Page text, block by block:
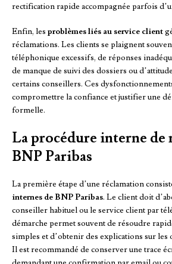
rectification rapide accompagnée parfois
Enfin, les problèmes liés au service client
réclamations. Les clients se plaignent
téléphonique excessifs, de réponses
de manque de suivi des dossiers ou
certains conseillers. Ces
compromettre la confiance et justifier une
formelle.
La procédure interne de
BNP Paribas
La première étape d’une réclamation
internes de BNP Paribas. Le client doit
conseiller habituel ou le service client par
démarche permet souvent de résoudre
simples et d’obtenir des explications sur les
Il est recommandé de conserver une trace